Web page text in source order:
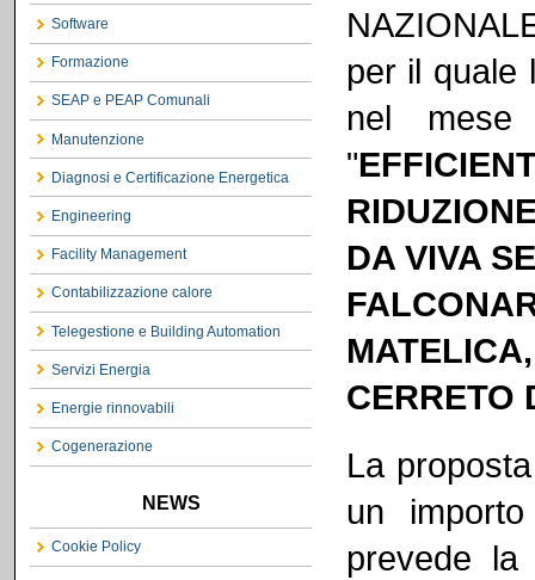
Software
Formazione
SEAP e PEAP Comunali
Manutenzione
Diagnosi e Certificazione Energetica
Engineering
Facility Management
Contabilizzazione calore
Telegestione e Building Automation
Servizi Energia
Energie rinnovabili
Cogenerazione
NEWS
Cookie Policy
per il quale
nel
"
DA VIVA
CERRETO
La
un
prevede la